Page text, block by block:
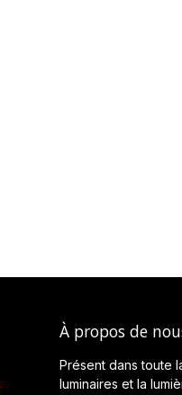
À propos de
Présent dans toute
luminaires et la